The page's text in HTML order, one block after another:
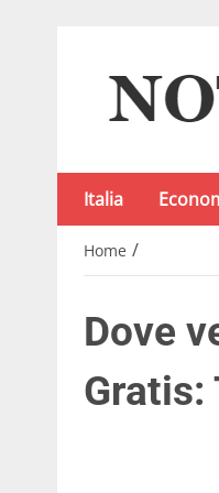
Italia
Home /
Dove
Gratis: